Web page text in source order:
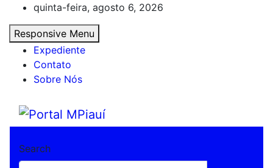
content
quinta-feira, agosto 6, 2026
Responsive Menu
Expediente
Contato
Sobre Nós
Portal MPiauí
Search